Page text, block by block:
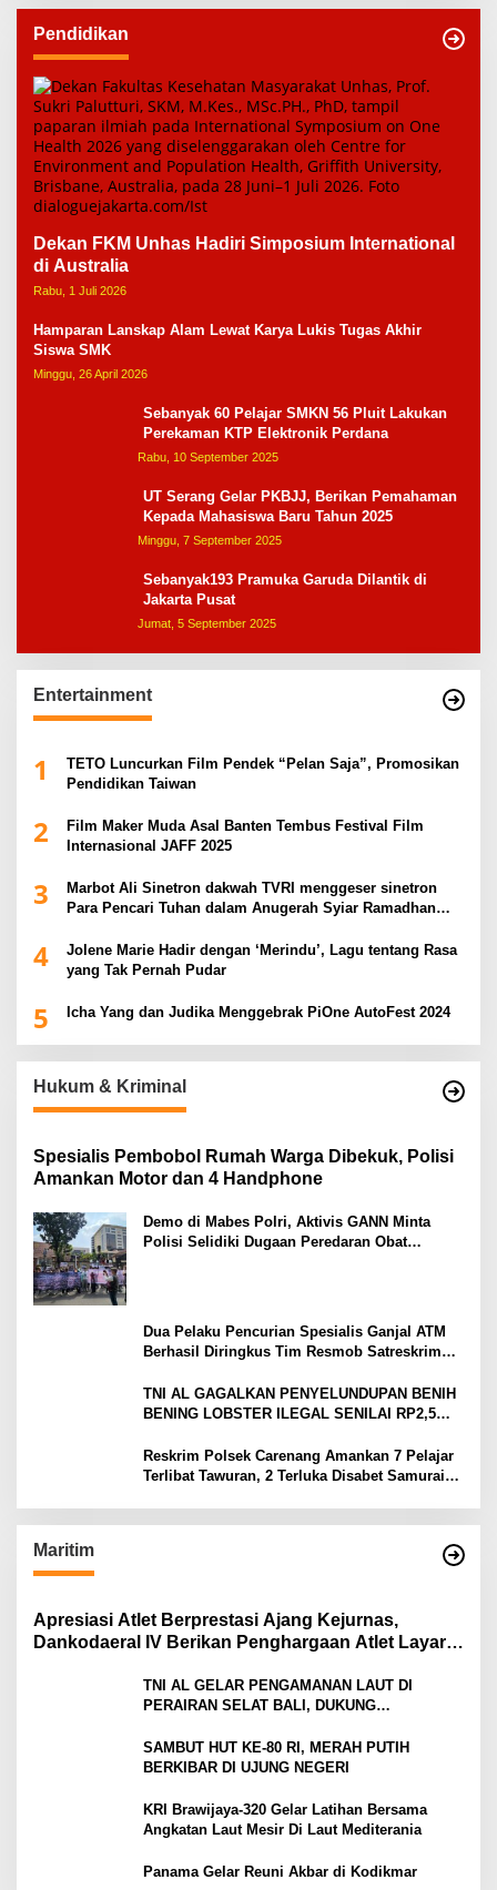
Pendidikan
Dekan FKM Unhas Hadiri Simposium International
di Australia
Rabu, 1 Juli 2026
Hamparan Lanskap Alam Lewat Karya Lukis Tugas Akhir
Siswa SMK
Minggu, 26 April 2026
Sebanyak 60 Pelajar SMKN 56 Pluit Lakukan
Perekaman KTP Elektronik Perdana
Rabu, 10 September 2025
UT Serang Gelar PKBJJ, Berikan Pemahaman
Kepada Mahasiswa Baru Tahun 2025
Minggu, 7 September 2025
Sebanyak193 Pramuka Garuda Dilantik di
Jakarta Pusat
Jumat, 5 September 2025
Entertainment
1
TETO Luncurkan Film Pendek “Pelan Saja”, Promosikan
Pendidikan Taiwan
2
Film Maker Muda Asal Banten Tembus Festival Film
Internasional JAFF 2025
3
Marbot Ali Sinetron dakwah TVRI menggeser sinetron
Para Pencari Tuhan dalam Anugerah Syiar Ramadhan
4
Jolene Marie Hadir dengan ‘Merindu’, Lagu tentang Rasa
yang Tak Pernah Pudar
5 Icha Yang dan Judika Menggebrak PiOne AutoFest 2024
Hukum & Kriminal
Spesialis Pembobol Rumah Warga Dibekuk, Polisi
Amankan Motor dan 4 Handphone
Demo di Mabes Polri, Aktivis GANN Minta
Polisi Selidiki Dugaan Peredaran Obat
Dua Pelaku Pencurian Spesialis Ganjal ATM
Berhasil Diringkus Tim Resmob Satreskrim
TNI AL GAGALKAN PENYELUNDUPAN BENIH
BENING LOBSTER ILEGAL SENILAI RP2,5
Reskrim Polsek Carenang Amankan 7 Pelajar
Terlibat Tawuran, 2 Terluka Disabet Samurai
Maritim
Apresiasi Atlet Berprestasi Ajang Kejurnas,
Dankodaeral IV Berikan Penghargaan Atlet Layar
TNI AL GELAR PENGAMANAN LAUT DI
PERAIRAN SELAT BALI, DUKUNG
SAMBUT HUT KE-80 RI, MERAH PUTIH
BERKIBAR DI UJUNG NEGERI
KRI Brawijaya-320 Gelar Latihan Bersama
Angkatan Laut Mesir Di Laut Mediterania
Panama Gelar Reuni Akbar di Kodikmar